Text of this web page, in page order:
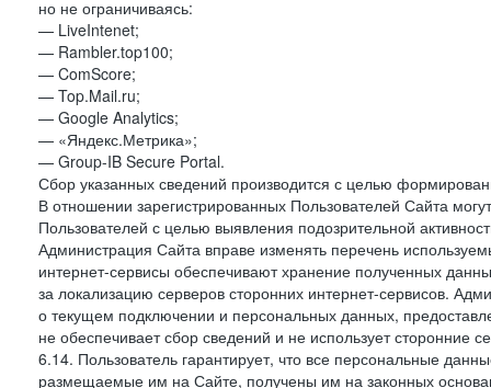
но не ограничиваясь:
— LiveIntenet;
— Rambler.top100;
— ComScore;
— Top.Mail.ru;
— Google Analytics;
— «Яндекс.Метрика»;
— Group-IB Secure Portal.
Сбор указанных сведений производится с целью
В отношении зарегистрированных Пользователей Сайта
Пользователей с целью выявления подозрительной
Администрация Сайта вправе изменять перечень
интернет-сервисы обеспечивают хранение полученных
за локализацию серверов сторонних интернет-сервисов.
о текущем подключении и персональных данных,
не обеспечивает сбор сведений и не использует
6.14. Пользователь гарантирует, что все персональные
размещаемые им на Сайте, получены им на законных